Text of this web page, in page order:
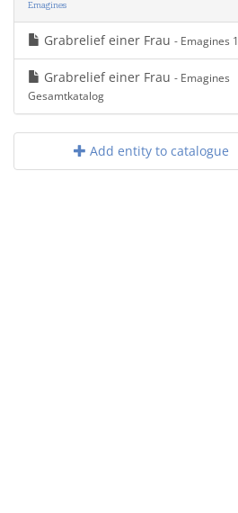
Emagines
Grabrelief einer Frau - Emagines 1
Grabrelief einer Frau - Emagines
Gesamtkatalog
Add entity to catalogue